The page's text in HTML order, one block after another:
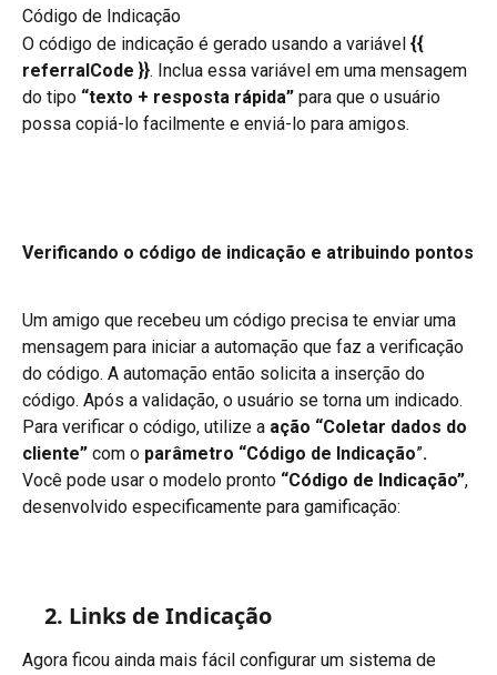
Código de Indicação
O código de indicação é gerado usando a variável {{
referralCode }}. Inclua essa variável em uma mensagem
do tipo “texto + resposta rápida” para que o usuário
possa copiá-lo facilmente e enviá-lo para amigos.
Verificando o código de indicação e atribuindo pontos
Um amigo que recebeu um código precisa te enviar uma
mensagem para iniciar a automação que faz a verificação
do código. A automação então solicita a inserção do
código. Após a validação, o usuário se torna um indicado.
Para verificar o código, utilize a ação “Coletar dados do
cliente” com o parâmetro “Código de Indicação”.
Você pode usar o modelo pronto “Código de Indicação”,
desenvolvido especificamente para gamificação:
2. Links de Indicação
Agora ficou ainda mais fácil configurar um sistema de